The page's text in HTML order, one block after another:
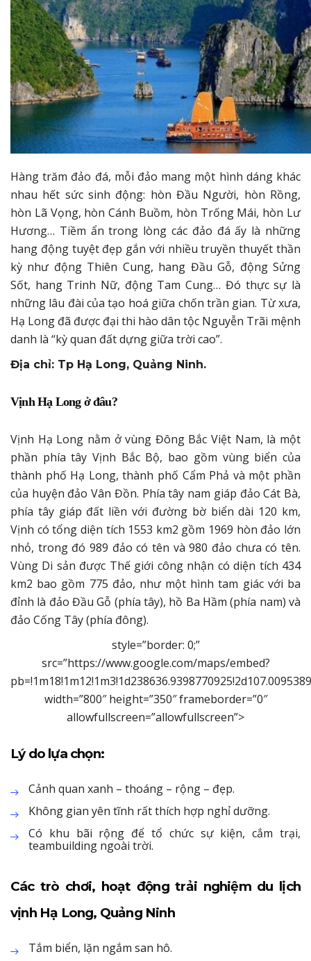
Hàng trăm đảo đá, mỗi đảo mang một hình dáng khác
nhau hết sức sinh động: hòn Đầu Người, hòn Rồng,
hòn Lã Vọng, hòn Cánh Buồm, hòn Trống Mái, hòn Lư
Hương… Tiềm ẩn trong lòng các đảo đá ấy là những
hang động tuyệt đẹp gắn với nhiều truyền thuyết thần
kỳ như động Thiên Cung, hang Đầu Gỗ, động Sửng
Sốt, hang Trinh Nữ, động Tam Cung… Đó thực sự là
những lâu đài của tạo hoá giữa chốn trần gian. Từ xưa,
Hạ Long đã được đại thi hào dân tộc Nguyễn Trãi mệnh
danh là “kỳ quan đất dựng giữa trời cao”.
Địa chỉ: Tp Hạ Long, Quảng Ninh.
Vịnh Hạ Long ở đâu?
Vịnh Hạ Long nằm ở vùng Đông Bắc Việt Nam, là một
phần phía tây Vịnh Bắc Bộ, bao gồm vùng biển của
thành phố Hạ Long, thành phố Cẩm Phả và một phần
của huyện đảo Vân Đồn. Phía tây nam giáp đảo Cát Bà,
phía tây giáp đất liền với đường bờ biển dài 120 km,
Vịnh có tổng diện tích 1553 km2 gồm 1969 hòn đảo lớn
nhỏ, trong đó 989 đảo có tên và 980 đảo chưa có tên.
Vùng Di sản được Thế giới công nhận có diện tích 434
km2 bao gồm 775 đảo, như một hình tam giác với ba
đỉnh là đảo Đầu Gỗ (phía tây), hồ Ba Hầm (phía nam) và
đảo Cống Tây (phía đông).
style=”border: 0;”
src=”https://www.google.com/maps/embed?
width=”800″ height=”350″ frameborder=”0″
allowfullscreen=”allowfullscreen”>
Lý do lựa chọn:
Cảnh quan xanh – thoáng – rộng – đẹp.
Không gian yên tĩnh rất thích hợp nghỉ dưỡng.
Có khu bãi rộng để tổ chức sự kiện, cắm trại,
teambuilding ngoài trời.
Các trò chơi, hoạt động trải nghiệm du lịch
vịnh Hạ Long, Quảng Ninh
Tắm biển, lặn ngắm san hô.